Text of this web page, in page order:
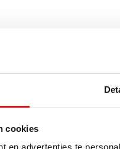
cookies
machine